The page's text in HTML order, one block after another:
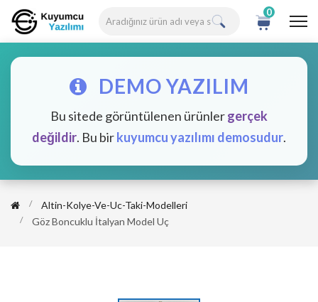
0
DEMO YAZILIM
Bu sitede görüntülenen ürünlergerçek
değildir. Bu birkuyumcu yazılımı demosudur.
Altin-Kolye-Ve-Uc-Taki-Modelleri
Göz Boncuklu İtalyan Model Uç